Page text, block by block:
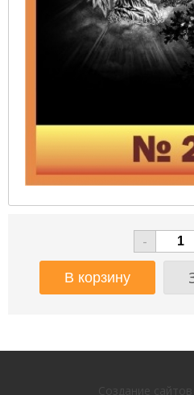
-
Создание сайтов